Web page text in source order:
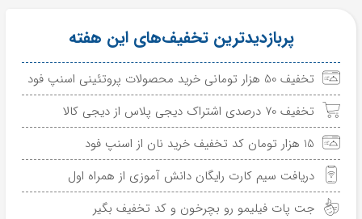
پربازدیدترین تخفیف‌های این هفته
تخفیف 50 هزار تومانی خرید محصولات پروتئینی اسنپ فود
تخفیف 70 درصدی اشتراک دیجی پلاس از دیجی کالا
15 هزار تومان کد تخفیف خرید نان از اسنپ فود
دریافت سیم کارت رایگان دانش آموزی از همراه اول
جت پات فیلیمو رو بچرخون و کد تخفیف بگیر